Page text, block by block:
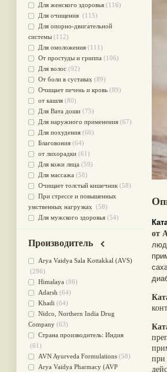
от
при
Для женского здоровья (116)
Для очищения (115)
Для опорно-двигательной
системы (112)
Для омоложения (111)
От простуды и гриппа (106)
Для волос (92)
От боли в суставах (89)
Очищает печень и кровь (89)
от кашля (80)
Для Вата доши (75)
Для наружного применения (67)
Для похудения (66)
Благовония (64)
от лихорадки (61)
Для кожи лица (59)
Для массажа (58)
Очищает толстый кишечник (58)
При стрессе и повышенных
умственных нагрузках (58)
Для мужского здоровья (54)
применения
(51)
Для приготовления пищи(49)
от инфекций мочеполовой
системы(49)
Для стабилизации деятельности
ЦНС(47)
для суставов(47)
Лечит опухоли и отеки
Для медитации(44)
выводит токсины
Для здоровья печени(41)
Для тела(39)
Производитель
Arya Vaidya Sala Kottakkal (AVS)
(286)
Himalaya (86)
Adarsh (64)
Khadi (64)
Nidсo, Northern India Drug
Company (63)
Страна производитель: Индия
(61)
AVN Ayurveda Formulations (58)
Arya Vaidya Pharmacy (AVP